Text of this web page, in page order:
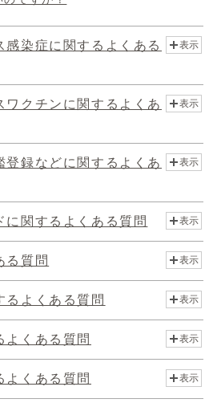
感染症に関するよくある
表示
ワクチンに関するよくあ
表示
登録などに関するよくあ
表示
に関するよくある質問 表示
る質問 表示
るよくある質問 表示
よくある質問 表示
よくある質問 表示